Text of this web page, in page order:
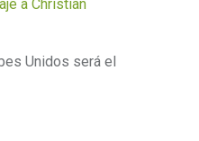
a Christian
Unidos será el